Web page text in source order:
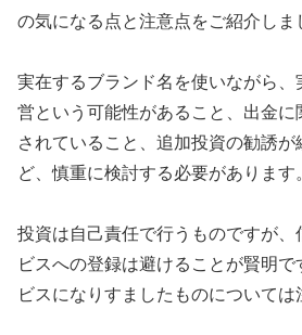
の気になる点と注意点をご紹介しま
実在するブランド名を使いながら、
営という可能性があること、出金
されていること、追加投資の勧誘
ど、慎重に検討する必要があります
投資は自己責任で行うものですが、
ビスへの登録は避けることが賢明
ビスになりすましたものについては